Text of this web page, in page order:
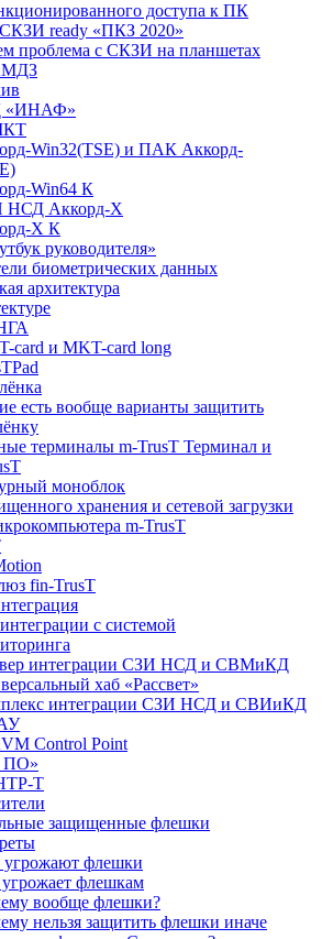
доступа к ПК
ready «ПКЗ 2020»
проблема с СКЗИ на планшетах
«ИНАФ»
Win32(TSE) и ПАК Аккорд-
Win64 К
Аккорд-X
X К
руководителя»
биометрических данных
архитектура
card и MKT-card long
есть вообще варианты защитить
терминалы m-TrusT Терминал и
моноблок
хранения и сетевой загрузки
m-TrusT
fin-TrusT
с системой
интеграции СЗИ НСД и СВМиКД
хаб «Рассвет»
интеграции СЗИ НСД и СВИиКД
Control Point
ПО»
Т
защищенные флешки
угрожают флешки
флешкам
вообще флешки?
нельзя защитить флешки иначе